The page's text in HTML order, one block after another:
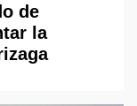
de
la